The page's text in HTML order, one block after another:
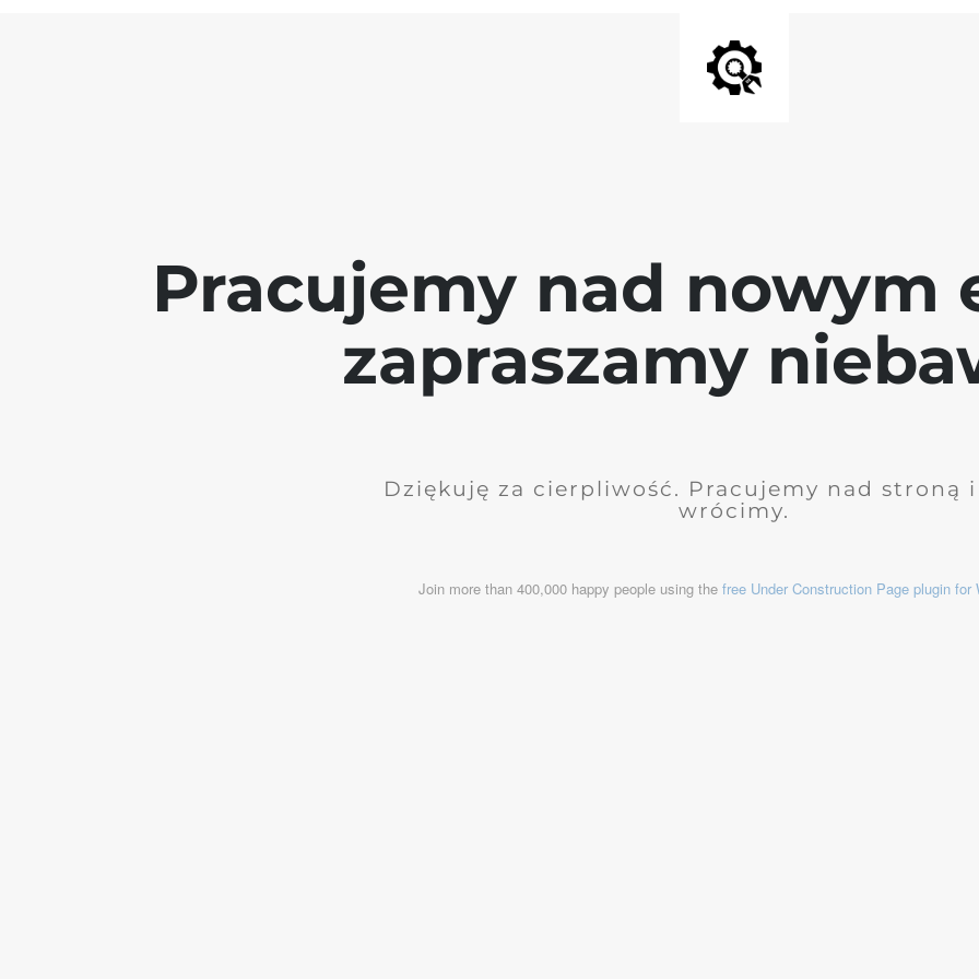
Pracujemy nad nowym
zapraszamy
Dziękuję za cierpliwość. Pracujemy nad stroną
wrócimy.
Join more than 400,000 happy people using the free Under Construction Page plugin for